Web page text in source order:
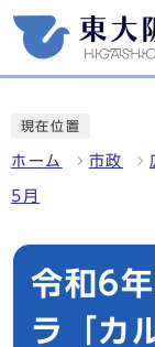
現在位置
ホーム 市政
5月
令和6
ラ「カ